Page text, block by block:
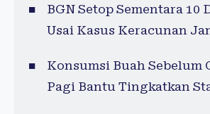
BGN Setop Sementara 10
Usai Kasus Keracunan
Konsumsi Buah Sebelum
Pagi Bantu Tingkatkan